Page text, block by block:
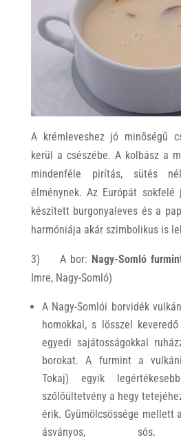
A krémleveshez jó minőségű
kerül a csészébe. A kolbász a
mindenféle pirítás, sütés
élménynek. Az Európát sokfelé
készített burgonyaleves és a
harmóniája akár szimbolikus is
3) A bor: Nagy-Somló
Imre, Nagy-Somló)
A Nagy-Somlói borvidék
homokkal, s lösszel
egyedi sajátosságokkal
borokat. A furmint a
Tokaj) egyik
szőlőültetvény a hegy
érik. Gyümölcsössége mellett
ásványos, sós.